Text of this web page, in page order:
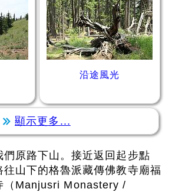
沿途風光
顯示更多...
們原路下山。接近返回起步點
山下的格魯派藏傳佛教寺廟福
（Manjusri Monastery /